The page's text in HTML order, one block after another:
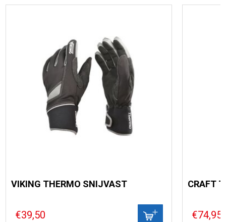
VIKING THERMO SNIJVAST
€39,50
CRAFT
€74,95